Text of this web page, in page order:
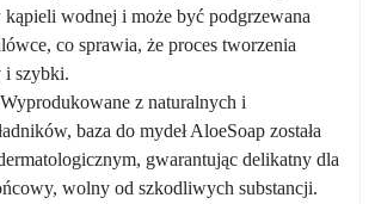
kąpieli wodnej i może być podgrzewana
co sprawia, że proces tworzenia
i szybki.
Wyprodukowane z naturalnych i
baza do mydeł AloeSoap została
gwarantując delikatny dla
wolny od szkodliwych substancji.